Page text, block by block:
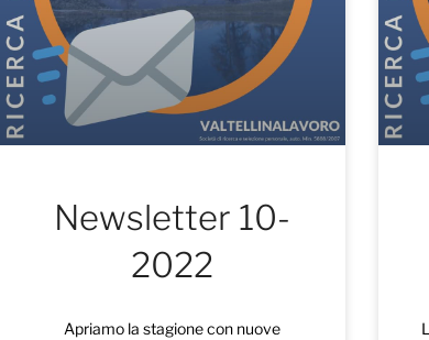
Newsletter 10-
2022
Apriamo la stagione con nuove